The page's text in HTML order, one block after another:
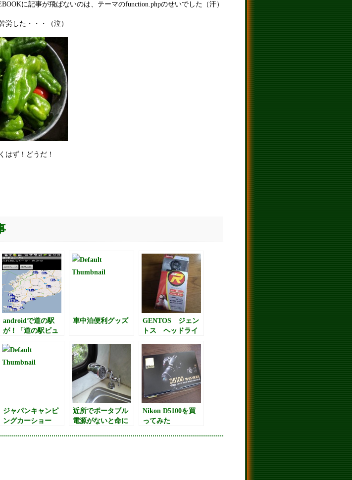
に記事が飛ばないのは、テーマのfunction.phpのせいでした（汗）
労した・・・（泣）
はず！どうだ！
androidで道の駅
が！「道の駅ビュ
車中泊便利グッズ
GENTOS ジェン
トス ヘッドライ
レビュー
ジャパンキャンピ
ングカーショー
近所でポータブル
電源がないと命に
Nikon D5100を買
ってみた